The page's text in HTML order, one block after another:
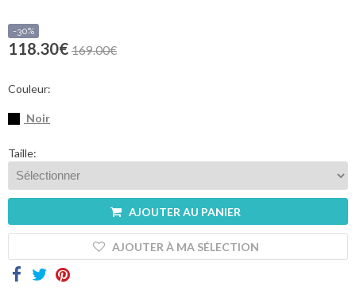
-30%
118.30€ 169.00€
Couleur:
Noir
Taille:
AJOUTER AU PANIER
AJOUTER À MA SÉLECTION